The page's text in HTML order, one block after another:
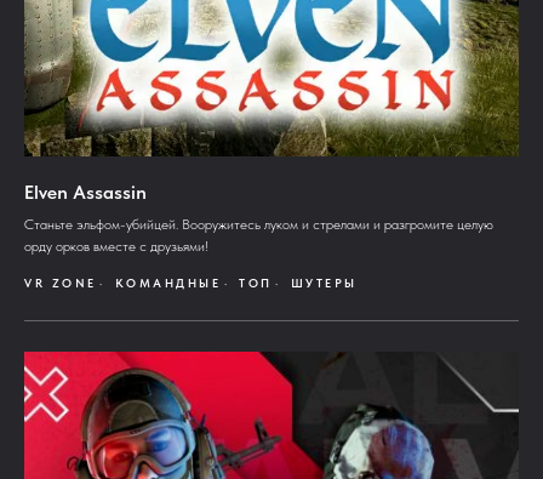
Elven Assassin
Станьте эльфом-убийцей. Вооружитесь луком и стрелами и разгромите целую
орду орков вместе с друзьями!
VR ZONE КОМАНДНЫЕ ТОП ШУТЕРЫ